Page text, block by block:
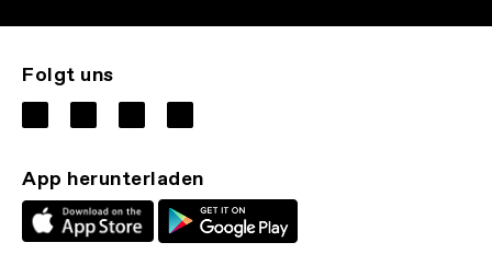
Folgt uns
App herunterladen